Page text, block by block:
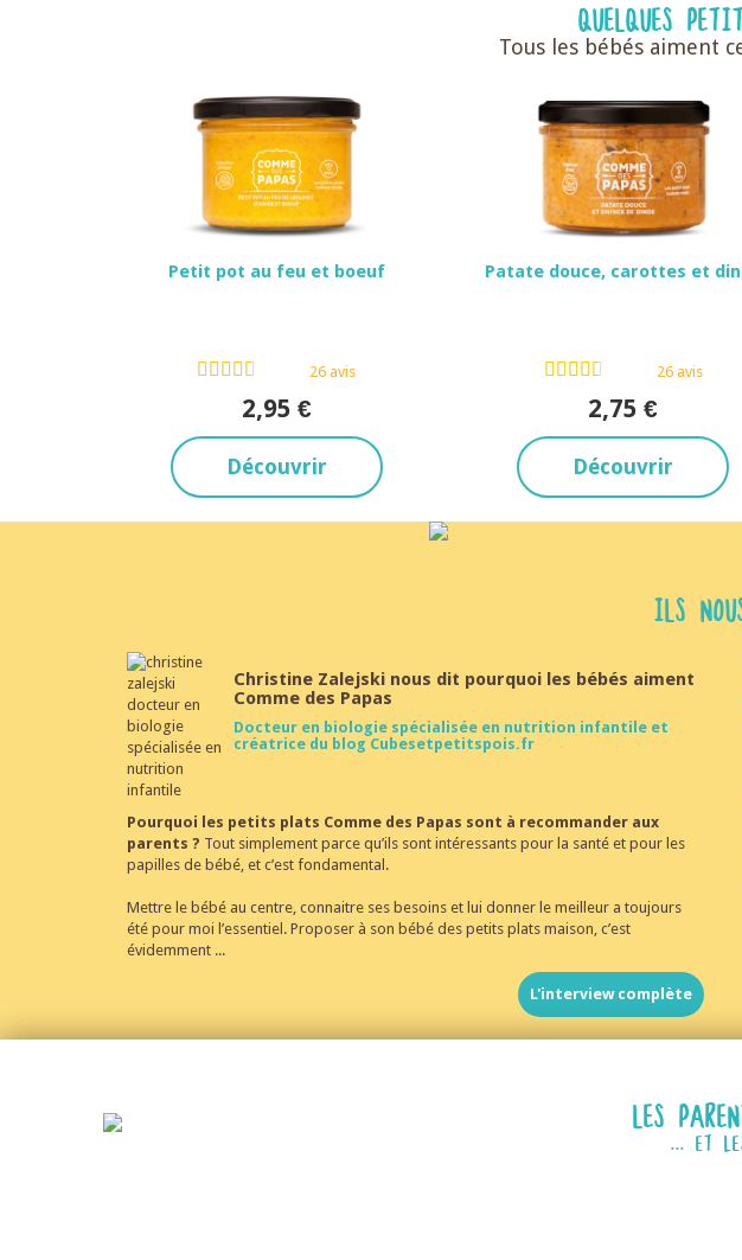
QUELQUES
Tous les bébés aiment
Petit pot au feu et boeuf
26 avis
2,95 €
Découvrir
Patate douce, carottes et
26 avis
2,75 €
Découvrir
ILS
Christine Zalejski nous dit pourquoi les bébés aiment
Comme des Papas
Docteur en biologie spécialisée en nutrition infantile et
créatrice du blog Cubesetpetitspois.fr
Pourquoi les petits plats Comme des Papas sont à recommander aux
parents ? Tout simplement parce qu’ils sont intéressants pour la santé et pour les
papilles de bébé, et c’est fondamental.
Mettre le bébé au centre, connaitre ses besoins et lui donner le meilleur a toujours
été pour moi l’essentiel. Proposer à son bébé des petits plats maison, c’est
évidemment ...
L'interview complète
LES
... ET